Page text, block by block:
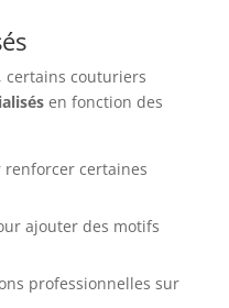
certains couturiers
en fonction des
certaines
ajouter des motifs
professionnelles sur